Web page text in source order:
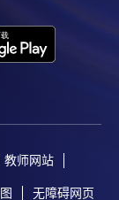
教师网站
无障碍网页